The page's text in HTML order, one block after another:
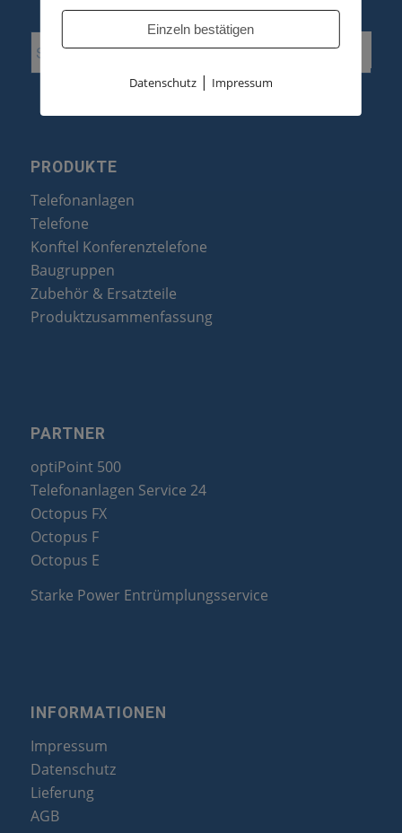
PRODUKTE
Telefonanlagen
Telefone
Konftel Konferenztelefone
Baugruppen
Zubehör & Ersatzteile
Produktzusammenfassung
PARTNER
optiPoint 500
Telefonanlagen Service 24
Octopus FX
Octopus F
Octopus E
Starke Power Entrümplungsservice
INFORMATIONEN
Impressum
Datenschutz
Lieferung
AGB
Einzeln bestätigen
Datenschutz| Impressum